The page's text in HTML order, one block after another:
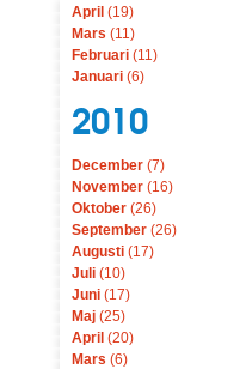
April (19)
Mars (11)
Februari (11)
Januari (6)
2010
December (7)
November (16)
Oktober (26)
September (26)
Augusti (17)
Juli (10)
Juni (17)
Maj (25)
April (20)
Mars (6)